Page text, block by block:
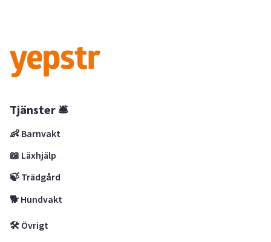
Tjänster 🛎
👶 Barnvakt
📖 Läxhjälp
🍃 Trädgård
🐕 Hundvakt
🛠 Övrigt